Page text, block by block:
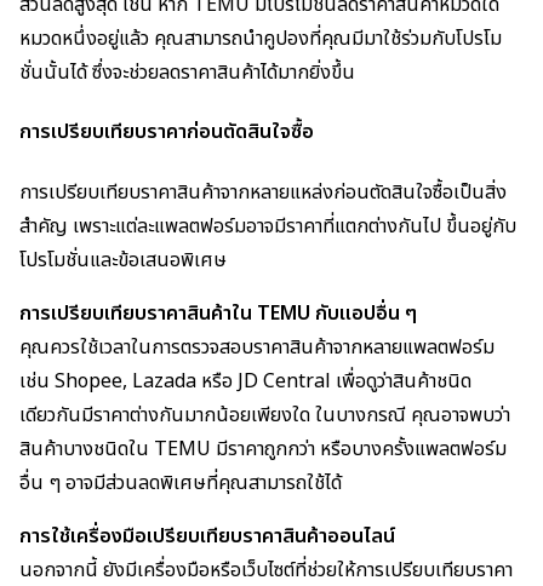
หมวดหนึ่งอยู่แล้ว คุณสามารถนำคูปองที่คุณมีมาใช้ร่วมกับโปรโม
ชั่นนั้นได้ ซึ่งจะช่วยลดราคาสินค้าได้มากยิ่งขึ้น
การเปรียบเทียบราคาก่อนตัดสินใจซื้อ
การเปรียบเทียบราคาสินค้าจากหลายแหล่งก่อนตัดสินใจซื้อเป็นสิ่ง
สำคัญ เพราะแต่ละแพลตฟอร์มอาจมีราคาที่แตกต่างกันไป ขึ้นอยู่กับ
โปรโมชั่นและข้อเสนอพิเศษ
การเปรียบเทียบราคาสินค้าใน TEMU กับแอปอื่น ๆ
คุณควรใช้เวลาในการตรวจสอบราคาสินค้าจากหลายแพลตฟอร์ม
เช่น Shopee, Lazada หรือ JD Central เพื่อดูว่าสินค้าชนิด
เดียวกันมีราคาต่างกันมากน้อยเพียงใด ในบางกรณี คุณอาจพบว่า
สินค้าบางชนิดใน TEMU มีราคาถูกกว่า หรือบางครั้งแพลตฟอร์ม
อื่น ๆ อาจมีส่วนลดพิเศษที่คุณสามารถใช้ได้
การใช้เครื่องมือเปรียบเทียบราคาสินค้าออนไลน์
นอกจากนี้ ยังมีเครื่องมือหรือเว็บไซต์ที่ช่วยให้การเปรียบเทียบราคา